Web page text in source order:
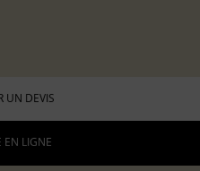
UN DEVIS
EN LIGNE